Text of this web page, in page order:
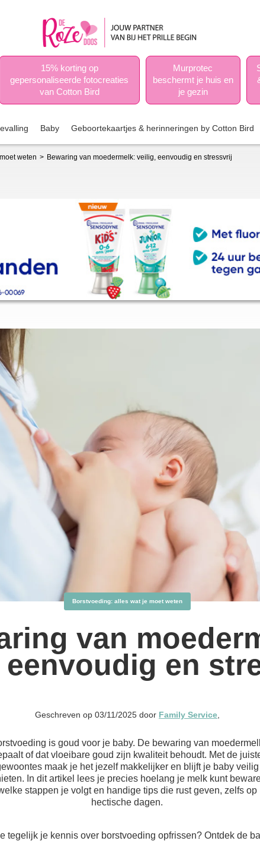
15% korting op
gepersonaliseerde fotocreaties
van Cotton Bird
Murprotec
beschermt je huis en
je gezin
Baby Geboortekaartjes & herinneringen by Cotton Bird
weten Bewaring van moedermelk: veilig, eenvoudig en stressvrij
Borstvoeding: alles wat je moet weten
van
en
Geschreven op 03/11/2025 door Family Service
is goud voor je baby. De bewaring van
of dat vloeibare goud zijn kwaliteit behoudt. Met de
maak je het jezelf makkelijker en blijft je baby veilig
In dit artikel lees je precies hoelang je melk kunt
stappen je volgt en handige tips die rust geven, zelfs op
hectische dagen.
tegelijk je kennis over borstvoeding opfrissen? Ontdek de